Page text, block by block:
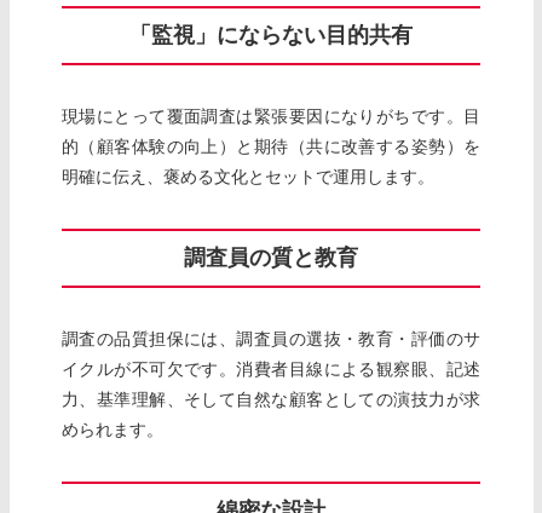
「監視」にならない目的共有
現場にとって覆面調査は緊張要因になりがちです。目
的（顧客体験の向上）と期待（共に改善する姿勢）を
明確に伝え、褒める文化とセットで運用します。
調査員の質と教育
調査の品質担保には、調査員の選抜・教育・評価のサ
イクルが不可欠です。消費者目線による観察眼、記述
力、基準理解、そして自然な顧客としての演技力が求
められます。